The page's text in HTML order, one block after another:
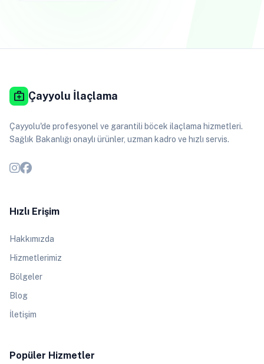
medical_services Çayyolu İlaçlama
Çayyolu'de profesyonel ve garantili böcek ilaçlama hizmetleri.
Sağlık Bakanlığı onaylı ürünler, uzman kadro ve hızlı servis.
Hızlı Erişim
Hakkımızda
Hizmetlerimiz
Bölgeler
Blog
İletişim
Popüler Hizmetler